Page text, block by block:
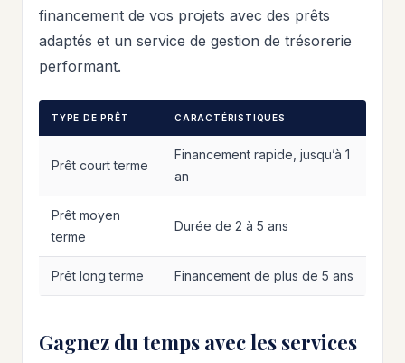
financement de vos projets avec des prêts
adaptés et un service de gestion de trésorerie
performant.
TYPE DE PRÊT CARACTÉRISTIQUES
Prêt court terme
Financement rapide, jusqu’à 1
an
Prêt moyen
terme
Durée de 2 à 5 ans
Prêt long terme Financement de plus de 5 ans
Gagnez du temps avec les services